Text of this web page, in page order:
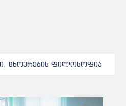
ცხოვრების ფილოსოფია